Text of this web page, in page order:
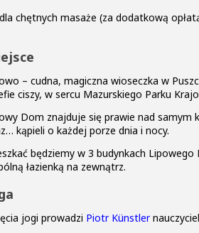
dla chętnych masaże (za dodatkową
– cudna, magiczna wioseczka w
ciszy, w sercu Mazurskiego Parku
Dom znajduje się prawie nad
kąpieli o każdej porze dnia i nocy.
będziemy w 3 budynkach
łazienką na zewnątrz.
jogi prowadzi Piotr Künstler